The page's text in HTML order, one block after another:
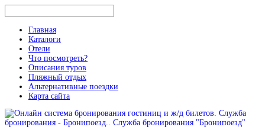
Главная
Каталоги
Отели
Что посмотреть?
Описания туров
Пляжный отдых
Альтернативные поездки
Карта сайта